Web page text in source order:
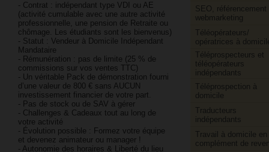
SEO, référencement
webmarketing
Téléopérateurs/​
opératrices à
Téléprospecteurs et
téléopérateurs
indépendants
Téléprospection à
domicile
Traducteurs
indépendants
Travail à domicile en
complément de
- Contrat : indépendant type VDI ou AE
(activité cumulable avec une autre activité
professionnelle, une pension de Retraite ou
chômage. Les étudiants sont les bienvenus)
- Statut : Vendeur à Domicile Indépendant
Mandataire
- Rémunération : pas de limite (25 % de
commissions sur vos ventes TTC)
- Un véritable Pack de démonstration fourni
d’une valeur de 800 € sans AUCUN
investissement financier de votre part.
- Pas de stock ou de SAV à gérer
- Challenges & Cadeaux tout au long de
votre activité
- Évolution possible : Formez votre équipe
et devenez animateur ou manager !
- Autonomie des horaires & Liberté du lieu